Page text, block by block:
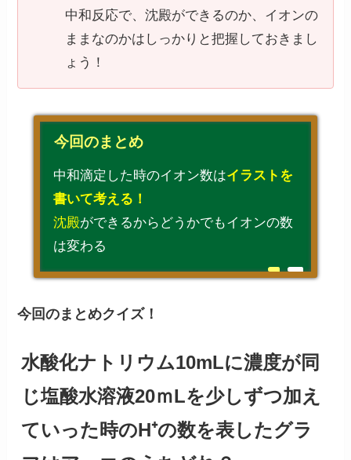
中和反応で、沈殿ができるのか、イオンの
ままなのかはしっかりと把握しておきまし
ょう！
今回のまとめ
中和滴定した時のイオン数はイラストを
書いて考える！
沈殿ができるからどうかでもイオンの数
は変わる
今回のまとめクイズ！
水酸化ナトリウム10mLに濃度が同
じ塩酸水溶液20ｍLを少しずつ加え
ていった時のH⁺の数を表したグラ